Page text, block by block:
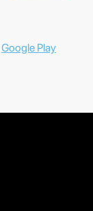
Google Play